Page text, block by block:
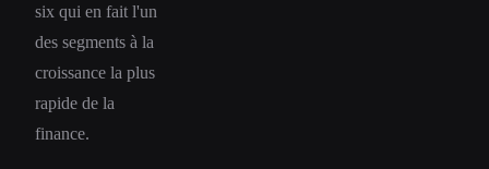
six qui en fait l'un
des segments à la
croissance la plus
rapide de la
finance.